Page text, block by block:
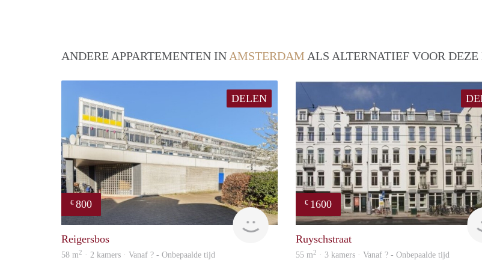
ANDERE APPARTEMENTEN IN AMSTERDAM ALS ALTERNATIEF VOOR
DELEN
€ 800
finder
Reigersbos
58 m2 · 2 kamers · Vanaf ? - Onbepaalde tijd
€ 1600
Ruyschstraat
55 m2 · 3 kamers · Vanaf ? - Onbepaalde tijd